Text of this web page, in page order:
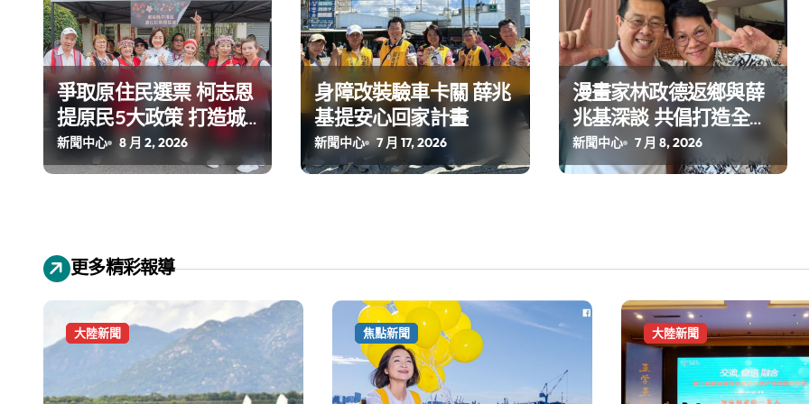
爭取原住民選票 柯志恩
提原民5大政策 打造城
鄉共好高雄
新聞中心 8 月 2, 2026
身障改裝驗車卡關 薛兆
基提安心回家計畫
新聞中心 7 月 17, 2026
漫畫家林政德返鄉與薛
兆基深談 共倡打造全台
首座青年藝術聚落
新聞中心 7 月 8, 2026
更多精彩報導
大陸新聞 焦點新聞 大陸新聞